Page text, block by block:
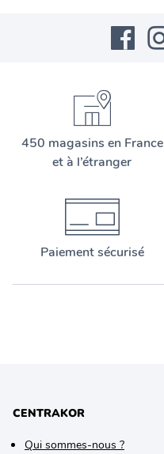
450 magasins en France
et à l’étranger
Paiement sécurisé
CENTRAKOR
Qui sommes-nous ?